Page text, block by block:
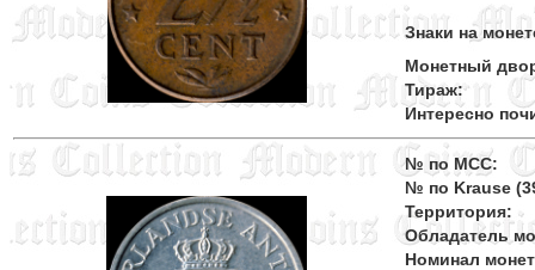
Знаки на
Монетный
Тираж:
Интересно
№ по MCC:
№ по Krause
Территория:
Обладатель
Номинал